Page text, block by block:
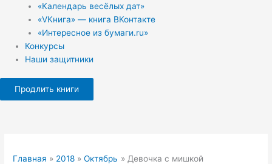
«Календарь весёлых дат»
«VКнига» — книга ВКонтакте
«Интересное из бумаги.ru»
Конкурсы
Наши защитники
Продлить книги
Главная 2018 Октябрь Девочка с мишкой